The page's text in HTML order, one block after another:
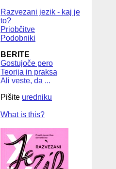
Razvezani jezik - kaj je
to?
Priobčitve
Podobniki
BERITE
Gostujoče pero
Teorija in praksa
Ali veste, da ...
Pišite uredniku
What is this?